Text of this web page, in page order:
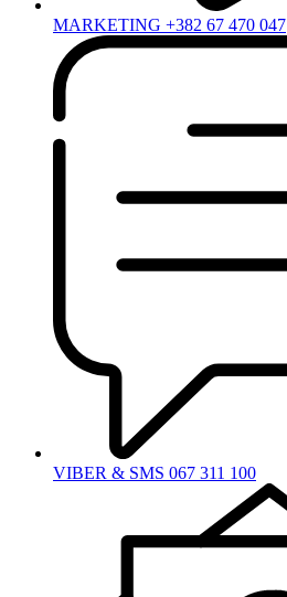
MARKETING +382 67 470 047
VIBER & SMS 067 311 100